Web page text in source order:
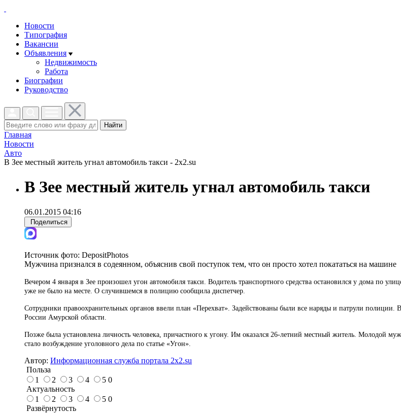
Новости
Типография
Вакансии
Объявления
Недвижимость
Работа
Биографии
Руководство
Найти
Главная
Новости
Авто
В Зее местный житель угнал автомобиль такси - 2x2.su
В Зее местный житель угнал автомобиль такси
06.01.2015 04:16
Поделиться
Источник фото: DepositPhotos
Мужчина признался в содеянном, объяснив свой поступок тем, что он просто хотел покататься на машине
Вечером 4 января в Зее произошел угон автомобиля такси . Водитель транспортного средства остановился у дома по
уже не было на месте. О случившемся в полицию сообщила диспетчер.
Сотрудники правоохранительных органов ввели план «Перехват». Задействованы были все наряды и патрули
России Амурской области.
Позже была установлена личность человека, причастного к угону. Им оказался 26-летний местный житель. Молодой
стало возбуждение уголовного дела по статье «Угон».
Автор: Информационная служба портала 2x2.su
Польза
1
2 3 4 5 0
Актуальность
1
2 3 4 5 0
Развёрнутость